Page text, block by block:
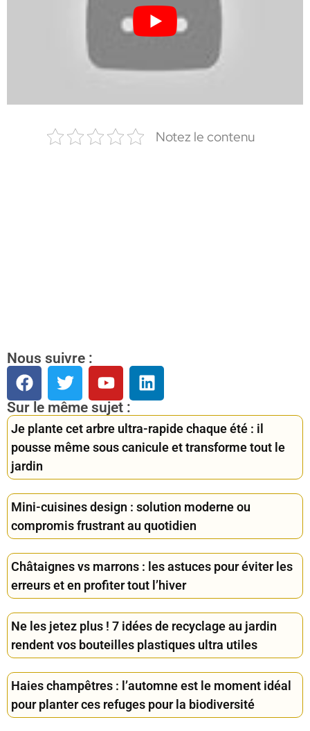
Notez le contenu
Nous suivre :
Sur le même sujet :
Je plante cet arbre ultra-rapide chaque été : il
pousse même sous canicule et transforme tout le
jardin
Mini-cuisines design : solution moderne ou
compromis frustrant au quotidien
Châtaignes vs marrons : les astuces pour éviter les
erreurs et en profiter tout l’hiver
Ne les jetez plus ! 7 idées de recyclage au jardin
rendent vos bouteilles plastiques ultra utiles
Haies champêtres : l’automne est le moment idéal
pour planter ces refuges pour la biodiversité